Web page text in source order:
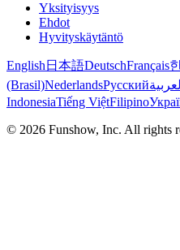
Yksityisyys
Ehdot
Hyvityskäytäntö
English 日本語DeutschFrançais
(Brasil)NederlandsРусскийالعربية
IndonesiaTiếng ViệtFilipino
© 2026 Funshow, Inc. All rights